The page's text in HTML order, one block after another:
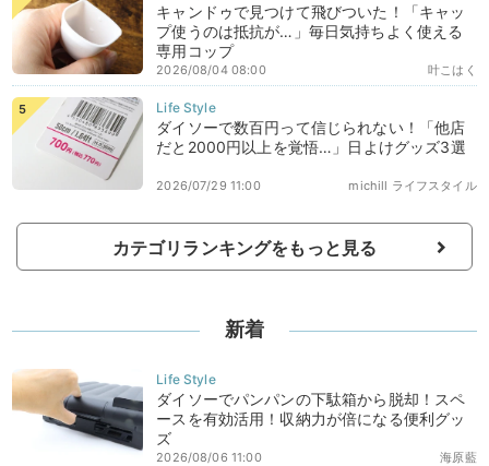
キャンドゥで見つけて飛びついた！「キャッ
プ使うのは抵抗が…」毎日気持ちよく使える
専用コップ
叶こはく
2026/08/04 08:00
ダイソーで数百円って信じられない！「他店
だと2000円以上を覚悟…」日よけグッズ3選
michill ライフスタイル
2026/07/29 11:00
カテゴリランキングをもっと見る
新着
ダイソーでパンパンの下駄箱から脱却！スペ
ースを有効活用！収納力が倍になる便利グッ
ズ
海原藍
2026/08/06 11:00